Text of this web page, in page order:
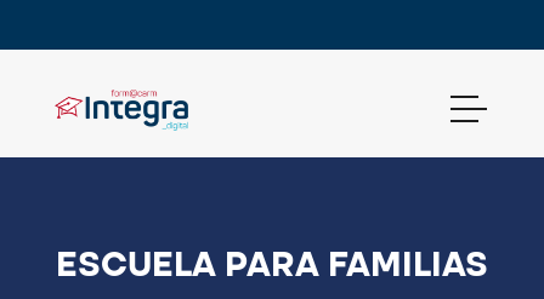
ESCUELA PARA FAMILIAS